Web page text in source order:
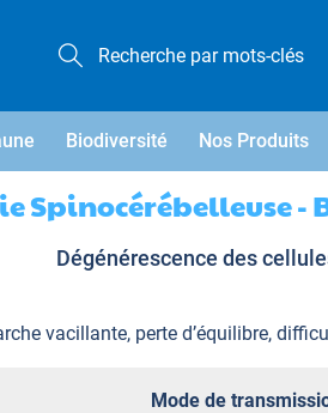
Biodiversité Nos Produits
Spinocérébelleuse -
Dégénérescence des
vacillante, perte d’équilibre,
Mode de